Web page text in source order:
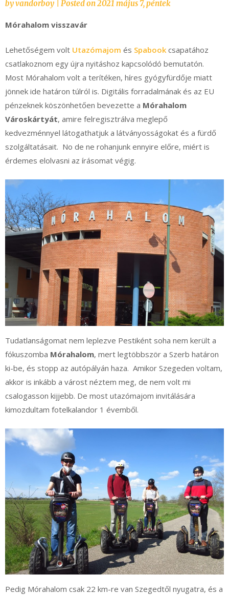
byvandorboy Posted on2021 május 7, péntek
Mórahalom visszavár
Lehetőségem volt Utazómajom és Spabook csapatához
csatlakoznom egy újra nyitáshoz kapcsolódó bemutatón.
Most Mórahalom volt a terítéken, híres gyógyfürdője miatt
jönnek ide határon túlról is. Digitális forradalmának és az EU
pénzeknek köszönhetően bevezette a Mórahalom
Városkártyát, amire felregisztrálva meglepő
kedvezménnyel látogathatjuk a látványosságokat és a fürdő
szolgáltatásait. No de ne rohanjunk ennyire előre, miért is
érdemes elolvasni az írásomat végig.
Tudatlanságomat nem leplezve Pestiként soha nem került a
fókuszomba Mórahalom, mert legtöbbször a Szerb határon
ki-be, és stopp az autópályán haza. Amikor Szegeden voltam,
akkor is inkább a várost néztem meg, de nem volt mi
csalogasson kijjebb. De most utazómajom invitálására
kimozdultam fotelkalandor 1 évemből.
Pedig Mórahalom csak 22 km-re van Szegedtől nyugatra, és a